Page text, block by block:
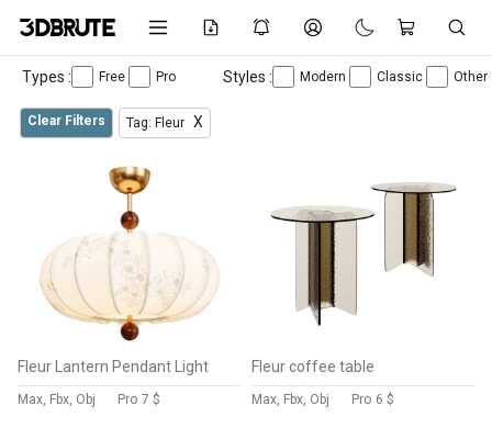
Types : Free Pro Styles : Modern Classic Other
Clear Filters Tag: Fleur X
Fleur Lantern Pendant Light
Max, Fbx, Obj Pro 7 $
Fleur coffee table
Max, Fbx, Obj Pro 6 $